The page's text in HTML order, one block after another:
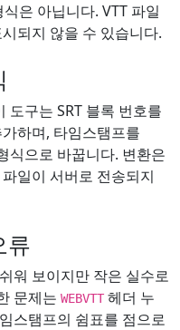
은 아닙니다. VTT 파일
되지 않을 수 있습니다.
도구는 SRT 블록 번호를
하며, 타임스탬프를
식으로 바꿉니다. 변환은
일이 서버로 전송되지
류
워 보이지만 작은 실수로
문제는 WEBVTT 헤더 누
스탬프의 쉼표를 점으로